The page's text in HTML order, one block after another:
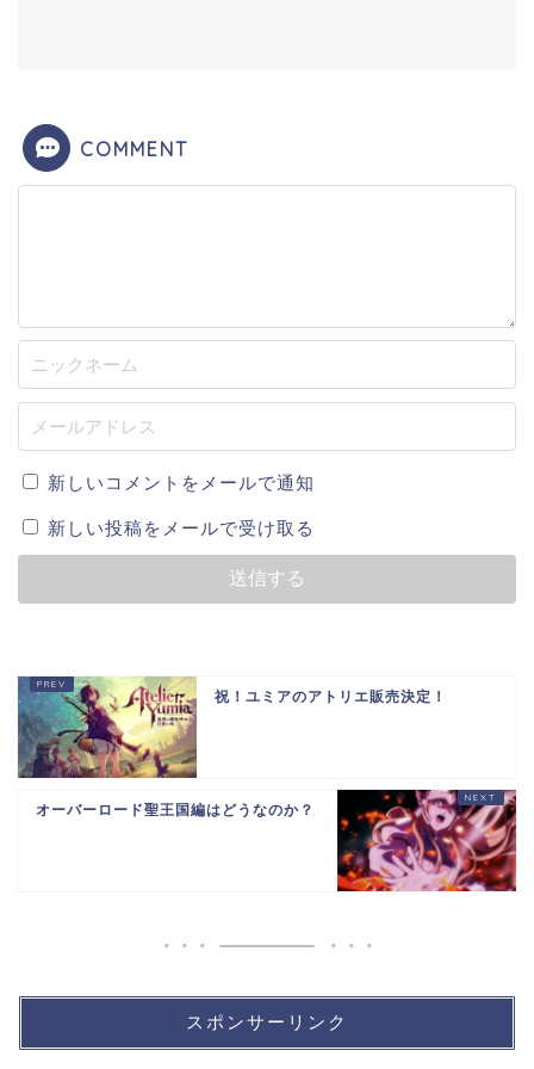
COMMENT
新しいコメントをメールで通知
新しい投稿をメールで受け取る
祝！ユミアのアトリエ販売決定！
オーバーロード聖王国編はどうなのか？
スポンサーリンク